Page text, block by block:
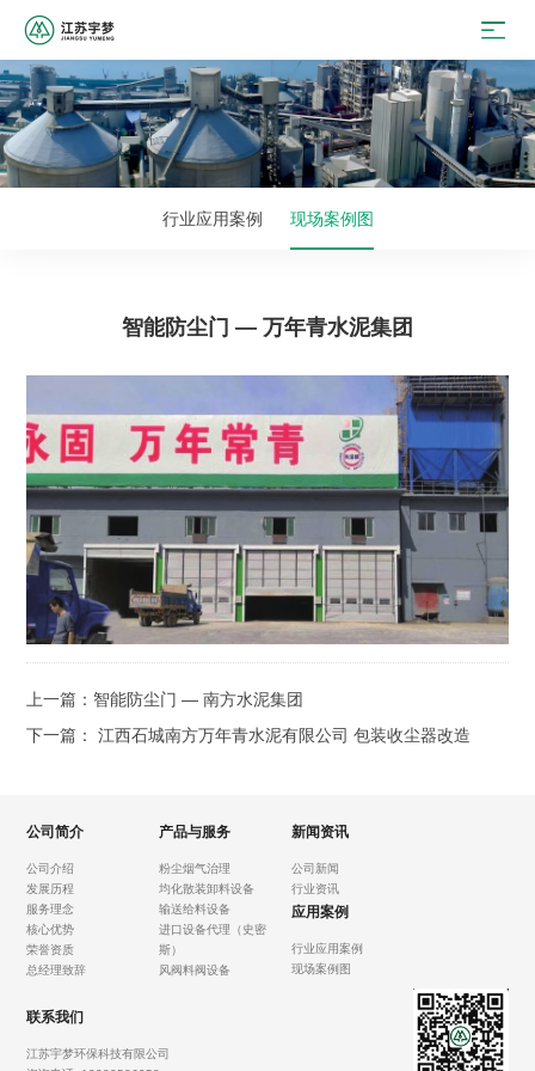
行业应用案例 现场案例图
智能防尘门 — 万年青水泥集团
上一篇： 智能防尘门 — 南方水泥集团
下一篇：
江西石城南方万年青水泥有限公司 包装收尘器改造
公司简介
公司介绍
发展历程
服务理念
核心优势
荣誉资质
总经理致辞
产品与服务
粉尘烟气治理
均化散装卸料设备
输送给料设备
进口设备代理（史密
斯）
风阀料阀设备
新闻资讯
公司新闻
行业资讯
应用案例
行业应用案例
现场案例图
联系我们
江苏宇梦环保科技有限公司